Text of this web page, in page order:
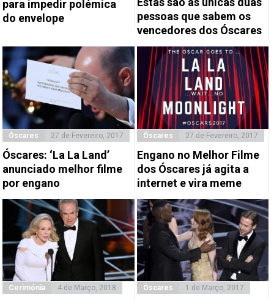
para impedir polémica
do envelope
pessoas que sabem os
vencedores dos Óscares
Óscares 27 de Fevereiro, 2017
Óscares: ‘La La Land’
anunciado melhor filme
por engano
Óscares 27 de Fevereiro, 2017
Engano no Melhor Filme
dos Óscares já agita a
internet e vira meme
Cerimónia 4 de Março, 2018 Óscares 1 de Março, 2017